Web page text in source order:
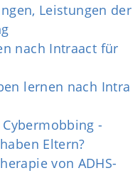
Leistungen der
nach Intraact für
lernen nach Intra
-
Eltern?
von ADHS-